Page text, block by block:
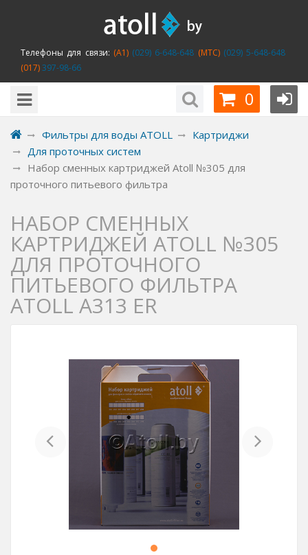
Телефоны для связи: (A1)(029) 6-648-648 (MTC)(029) 5-648-648
(017)397-98-66
0
Фильтры для воды ATOLL
Картриджи
Для проточных систем
Набор сменных картриджей Atoll №305 для
проточного питьевого фильтра
НАБОР СМЕННЫХ
КАРТРИДЖЕЙ ATOLL №305
ДЛЯ ПРОТОЧНОГО
ПИТЬЕВОГО ФИЛЬТРА
АTOLL A313 ER
Previous